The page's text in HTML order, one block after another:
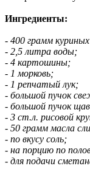
Ингредиенты:
- 400 грамм
- 2,5 литра воды;
- 4 картошины;
- 1 морковь;
- 1 репчатый лук;
- большой пучок
- большой пучок
- 3 ст.л. рисовой
- 50 грамм масла
- по вкусу соль;
- на порцию по
- для подачи